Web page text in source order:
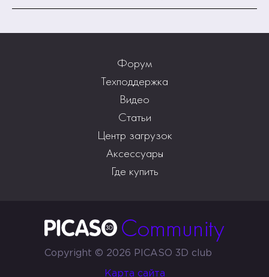
Форум
Техподдержка
Видео
Статьи
Центр загрузок
Аксессуары
Где купить
Copyright © 2026 PICASO 3D club
Карта сайта